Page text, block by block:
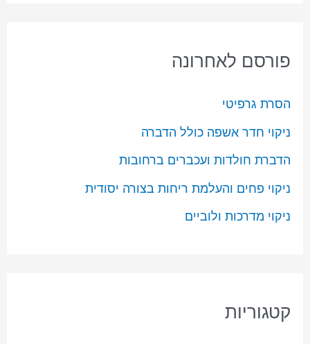
פורסם לאחרונה
הסרת גרפיטי
ניקוי חדר אשפה כולל הדברה
הדברת חולדות ועכברים ברחובות
ניקוי פחים והעלמת ריחות בצורה יסודית
ניקוי מדרכות ולוביים
קטגוריות